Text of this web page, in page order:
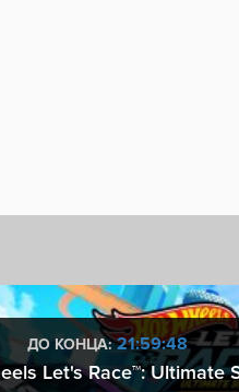
ДО КОНЦА:21:59:47
Let's Race™: Ultimate